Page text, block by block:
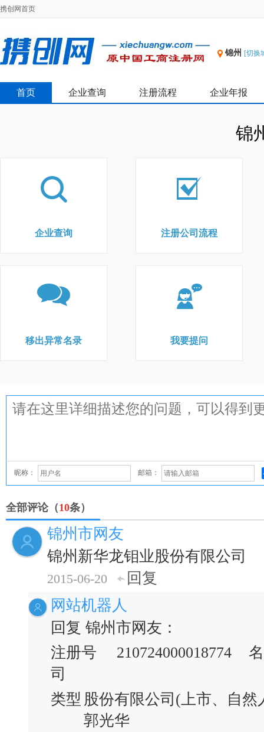
携创网首页
锦州 [切换
首页 企业查询 注册流程 企业年报
锦
企业查询 注册公司流程
移出异常名录 我要提问
昵称： 邮箱：
全部评论（10条）
锦州市网友
锦州新华龙钼业股份有限公司
2015-06-20
回复
网站机器人
回复 锦州市网友：
注册号
210724000018774
司
类型 股份有限公司(上市、自然
郭光华